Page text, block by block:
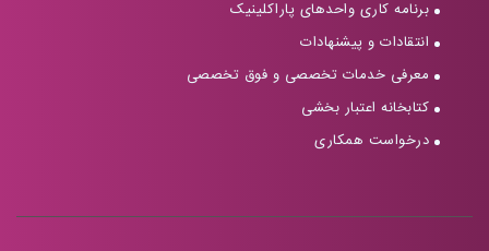
برنامه کاری واحدهای پاراکلینیک
انتقادات و پیشنهادات
معرفی خدمات تخصصی و فوق تخصصی
کتابخانه اعتبار بخشی
درخواست همکاری